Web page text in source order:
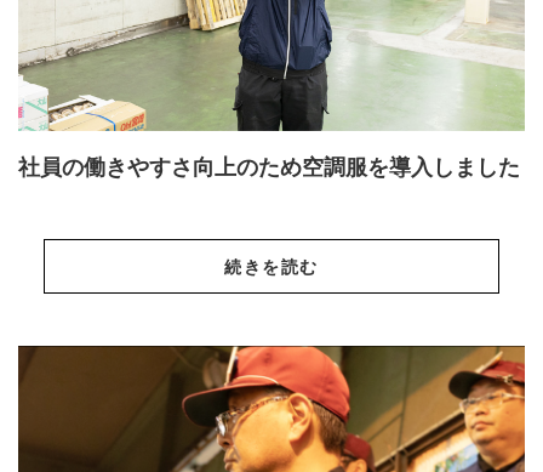
社員の働きやすさ向上のため空調服を導入しました
続きを読む